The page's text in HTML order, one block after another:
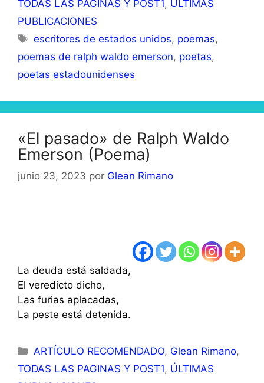
TODAS LAS PAGINAS Y POST1, ÚLTIMAS
PUBLICACIONES
Etiquetas
escritores de estados unidos, poemas,
poemas de ralph waldo emerson, poetas,
poetas estadounidenses
«El pasado» de Ralph Waldo
Emerson (Poema)
junio 23, 2023 por Glean Rimano
La deuda está saldada,
El veredicto dicho,
Las furias aplacadas,
La peste está detenida.
Categorías
ARTÍCULO RECOMENDADO, Glean Rimano,
TODAS LAS PAGINAS Y POST1, ÚLTIMAS